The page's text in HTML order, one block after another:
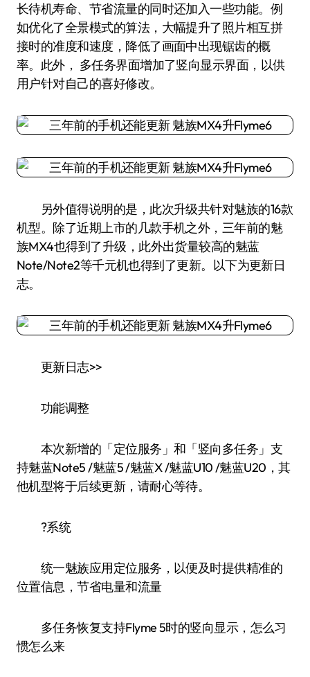
长待机寿命、节省流量的同时还加入一些功能。例
如优化了全景模式的算法，大幅提升了照片相互拼
接时的准度和速度，降低了画面中出现锯齿的概
率。此外， 多任务界面增加了竖向显示界面，以供
用户针对自己的喜好修改。
另外值得说明的是，此次升级共针对魅族的16款
机型。除了近期上市的几款手机之外，三年前的魅
族MX4也得到了升级，此外出货量较高的魅蓝
Note/Note2等千元机也得到了更新。以下为更新日
志。
更新日志>>
功能调整
本次新增的「定位服务」和「竖向多任务」支
持魅蓝Note5 /魅蓝5 /魅蓝X /魅蓝U10 /魅蓝U20，其
他机型将于后续更新，请耐心等待。
?系统
统一魅族应用定位服务，以便及时提供精准的
位置信息，节省电量和流量
多任务恢复支持Flyme 5时的竖向显示，怎么习
惯怎么来